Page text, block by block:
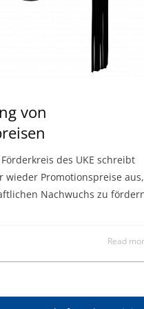
von
des UKE schreibt
wieder Promotionspreise aus,
Nachwuchs zu
Read